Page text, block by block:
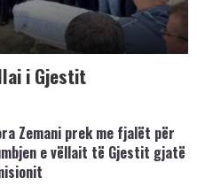
i Gjestit
Zemani prek me fjalët për
e vëllait të Gjestit gjatë